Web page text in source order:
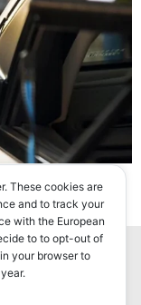
dos de cada tres
These cookies are
and to track your
with the European
to to opt-out of
your browser to